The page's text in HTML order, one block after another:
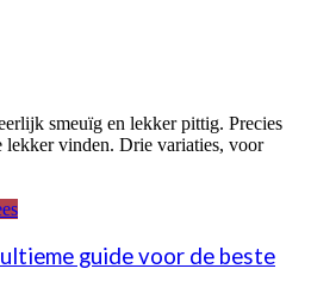
smeuïg en lekker pittig. Precies
lekker vinden. Drie variaties, voor
guide voor de beste